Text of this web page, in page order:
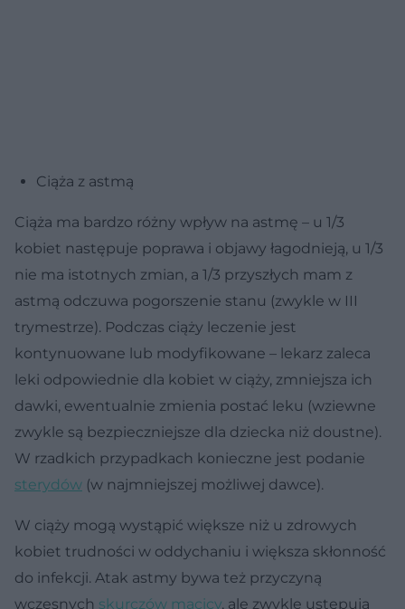
Ciąża z astmą
Ciąża ma bardzo różny wpływ na astmę – u 1/3
kobiet następuje poprawa i objawy łagodnieją, u 1/3
nie ma istotnych zmian, a 1/3 przyszłych mam z
astmą odczuwa pogorszenie stanu (zwykle w III
trymestrze). Podczas ciąży leczenie jest
kontynuowane lub modyfikowane – lekarz zaleca
leki odpowiednie dla kobiet w ciąży, zmniejsza ich
dawki, ewentualnie zmienia postać leku (wziewne
zwykle są bezpieczniejsze dla dziecka niż doustne).
W rzadkich przypadkach konieczne jest podanie
sterydów (w najmniejszej możliwej dawce).
W ciąży mogą wystąpić większe niż u zdrowych
kobiet trudności w oddychaniu i większa skłonność
do infekcji. Atak astmy bywa też przyczyną
wczesnych skurczów macicy, ale zwykle ustępują